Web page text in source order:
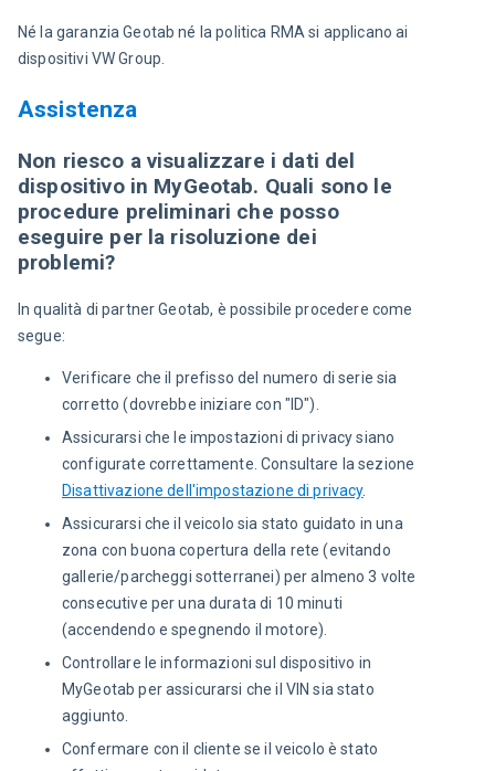
Né la garanzia Geotab né la politica RMA si applicano ai
dispositivi VW Group.
Assistenza
Non riesco a visualizzare i dati del
dispositivo in MyGeotab. Quali sono le
procedure preliminari che posso
eseguire per la risoluzione dei
problemi?
In qualità di partner Geotab, è possibile procedere come
segue:
Verificare che il prefisso del numero di serie sia
corretto (dovrebbe iniziare con "ID").
Assicurarsi che le impostazioni di privacy siano
configurate correttamente. Consultare la sezione
Disattivazione dell'impostazione di privacy.
Assicurarsi che il veicolo sia stato guidato in una
zona con buona copertura della rete (evitando
gallerie/parcheggi sotterranei) per almeno 3 volte
consecutive per una durata di 10 minuti
(accendendo e spegnendo il motore).
Controllare le informazioni sul dispositivo in
MyGeotab per assicurarsi che il VIN sia stato
aggiunto.
Confermare con il cliente se il veicolo è stato